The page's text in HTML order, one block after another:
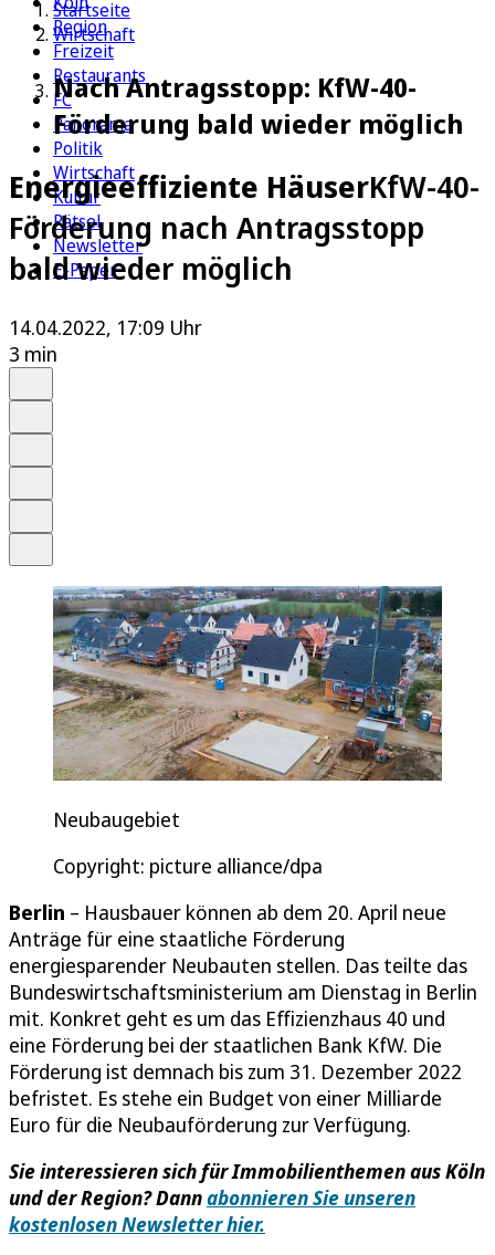
Region
Freizeit
Restaurants
FC
Panorama
Politik
Wirtschaft
Kultur
Rätsel
Newsletter
E-Paper
Startseite
Wirtschaft
Nach Antragsstopp: KfW-40-
Förderung bald wieder möglich
Energieeffiziente HäuserKfW-40-
Förderung nach Antragsstopp
bald wieder möglich
14.04.2022, 17:09 Uhr
3 min
Neubaugebiet
Copyright: picture alliance/dpa
Berlin – Hausbauer können ab dem 20. April neue
Anträge für eine staatliche Förderung
energiesparender Neubauten stellen. Das teilte das
Bundeswirtschaftsministerium am Dienstag in Berlin
mit. Konkret geht es um das Effizienzhaus 40 und
eine Förderung bei der staatlichen Bank KfW. Die
Förderung ist demnach bis zum 31. Dezember 2022
befristet. Es stehe ein Budget von einer Milliarde
Euro für die Neubauförderung zur Verfügung.
Sie interessieren sich für Immobilienthemen aus Köln
und der Region? Dannabonnieren Sie unseren
kostenlosen Newsletter hier.